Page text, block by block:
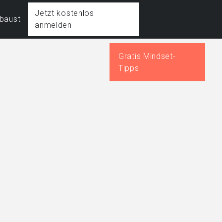
Jetzt kostenlos
anmelden
Gratis Mindset-
Tipps